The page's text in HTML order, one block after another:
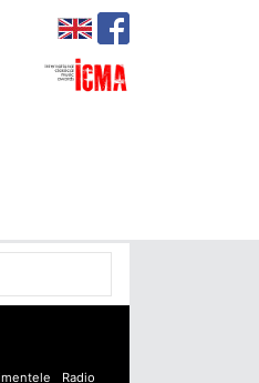
Radio